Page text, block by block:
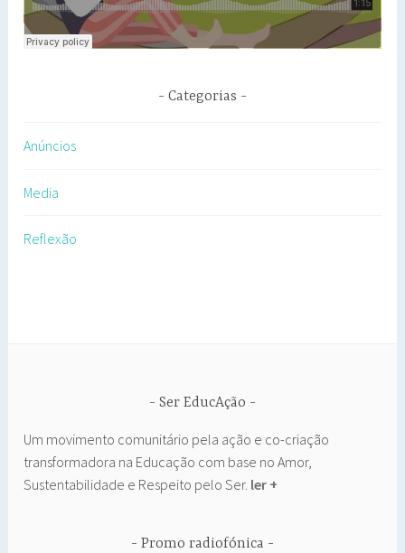
Categorias
Anúncios
Media
Reflexão
Ser EducAção
Um movimento comunitário pela ação e co-criação
transformadora na Educação com base no Amor,
Sustentabilidade e Respeito pelo Ser. ler +
Promo radiofónica